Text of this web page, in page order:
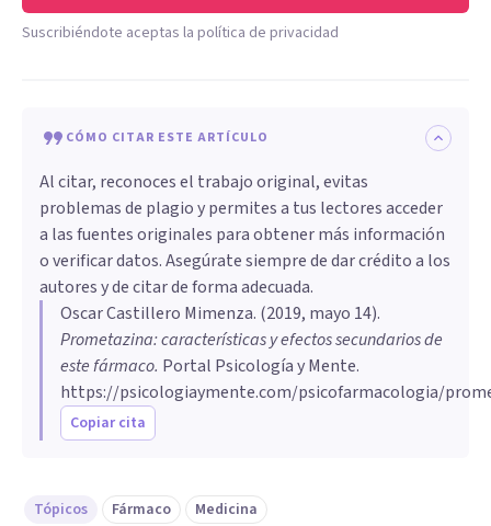
Suscribiéndote aceptas la política de privacidad
CÓMO CITAR ESTE ARTÍCULO
Al citar, reconoces el trabajo original, evitas
problemas de plagio y permites a tus lectores acceder
a las fuentes originales para obtener más información
o verificar datos. Asegúrate siempre de dar crédito a los
autores y de citar de forma adecuada.
Oscar Castillero Mimenza. (2019, mayo 14).
Prometazina: características y efectos secundarios de
este fármaco. Portal Psicología y Mente.
https://psicologiaymente.com/psicofarmacologia/
Copiar cita
Tópicos Fármaco Medicina